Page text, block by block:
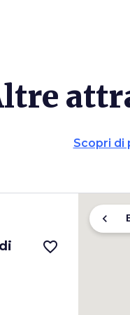
Scopri di
favorite_border
chevron_left